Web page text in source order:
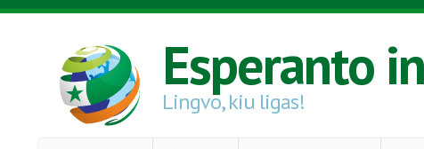
Direkt zum Inhalt
Esperanto
Lingvo, kiu ligas!